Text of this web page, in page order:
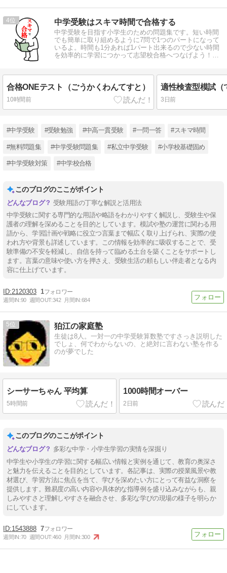
4 中学受験はスキマ時間で合格する
中学受験を目指す小学生のための問題集です。短い時間
でも簡単に取り組めるように7問で1つのパートになって
いるよ。時間も1分あれば1パート出来るので少ない時間
を効率的に学習につかって志望校合格へつなげよう！頑
合格ONEテスト（ごうかくわんてすと）
10時間前 3日前
#中学受験 #受験勉強 #中高一貫受験 #一問一答 #スキマ時間
#無料問題集 #中学受験問題集 #私立中学受験 #小学校基礎固め
#中学受験対策 #中学校合格
このブログのここがポイント
受験用語の丁寧な解説と活用法
中学受験に関する専門的な用語や略語をわかりやすく解説し、受験生や保
護者の理解を深めることを目的としています。模試や塾の運営に関わる用
語から、学習計画や戦略に役立つ言葉まで幅広く取り上げられ、実際の使
われ方や背景も詳述しています。この情報を効率的に吸収することで、受
験準備の不安を軽減し、自信を持って臨める土台を築くことをサポートし
ます。言葉の意味や使い方を押さえ、受験生活の頼もしい伴走者となる内
容に仕上げています。
2120303 1
週間IN:90 週間OUT:342 月間IN:684
5 狛江の家庭塾
生徒は8人。一対一の中学受験算数塾ですさっき説明した
でしょ、何でわからないの、と絶対に言わない塾を作る
のが夢でした
シーサーちゃん 平均算
5時間前
1000時間オーバー
2日前
このブログのここがポイント
多彩な中学・小学生学習の実情を深掘り
中学生や小学生の学習に関する幅広い情報と実例を通じて、教育の奥深さ
と魅力を伝えることを目的としています。各記事は、実際の授業風景や教
材選び、学習方法に焦点を当て、学びを深めたい方にとって有益な洞察を
提供します。難易度の高い内容や具体的な指導例を盛り込みながらも、親
しみやすさと理解しやすさを融合させ、多彩な学びの現場の様子を明らか
にしています。
1543888 7
週間IN:70 週間OUT:460 月間IN:300